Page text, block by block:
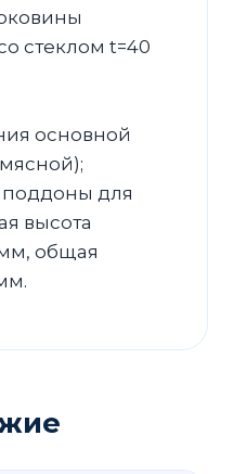
стеклом t=40
основной
поддоны для
высота
общая